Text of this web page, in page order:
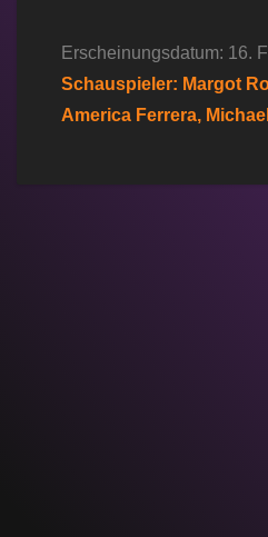
Erscheinungsdatum: 16.
Schauspieler: Margot
America Ferrera,